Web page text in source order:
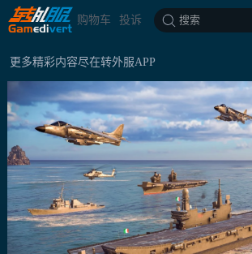
购物车 投诉 搜索
更多精彩内容尽在转外服APP